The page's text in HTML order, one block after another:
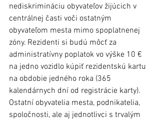
nediskrimináciu obyvateľov žijúcich v
centrálnej časti voči ostatným
obyvateľom mesta mimo spoplatnenej
zóny. Rezidenti si budú môcť za
administratívny poplatok vo výške 10 €
na jedno vozidlo kúpiť rezidentskú kartu
na obdobie jedného roka (365
kalendárnych dní od registrácie karty).
Ostatní obyvatelia mesta, podnikatelia,
spoločnosti, ale aj jednotlivci s trvalým